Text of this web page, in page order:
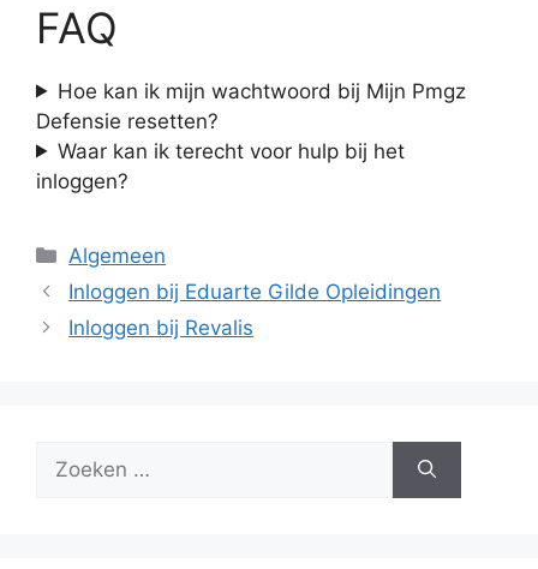
FAQ
Hoe kan ik mijn wachtwoord bij Mijn Pmgz
Defensie resetten?
Waar kan ik terecht voor hulp bij het
inloggen?
Categorieën
Algemeen
Inloggen bij Eduarte Gilde Opleidingen
Inloggen bij Revalis
naar: